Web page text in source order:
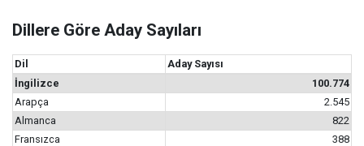
Dillere Göre Aday Sayıları
Dil
Aday Sayısı
İngilizce
100.774
Arapça
2.545
Almanca
822
Fransızca
388